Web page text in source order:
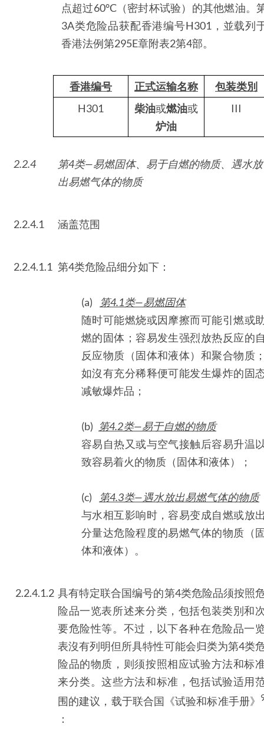
点超过60°C（密封杯试验）的其他燃油。
3A类危险品获配香港编号H301，並载列
香港法例第295E章附表2第4部。
香港编号 正式运输名称
包装类別
H301
柴油或燃油或
炉油
III
2.2.4
第4类—易燃固体、易于自燃的物质、遇水放
出易燃气体的物质
2.2.4.1 涵盖范围
2.2.4.1.1 第4类危险品细分如下：
(a)
第4.1类—易燃固体
随时可能燃烧或因摩擦而可能引燃或
燃的固体；容易发生强烈放热反应的
反应物质（固体和液体）和聚合物质
如沒有充分稀释便可能发生爆炸的固
减敏爆炸品；
(b) 第4.2类—易于自燃的物质
容易自热又或与空气接触后容易升温
致容易着火的物质（固体和液体）；
(c)
第4.3类—遇水放出易燃气体的物质
与水相互影响时，容易变成自燃或放
分量达危险程度的易燃气体的物质（
体和液体）。
2.2.4.1.2 具有特定联合国编号的第4类危险品须按照
险品一览表所述来分类，包括包装类別和
要危险性等。不过，以下各种在危险品一
表沒有列明但所具特性可能会归类为第4类
险品的物质，则须按照相应试验方法和标
来分类。这些方法和标准，包括试验适用
围的建议，载于联合国《试验和标准手册》
：